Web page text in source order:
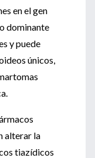
en el gen
dominante
y puede
únicos,
alterar la
tiazídicos